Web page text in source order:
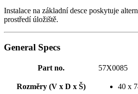
Instalace na základní desce poskytuje
prostředí úložiště.
General Specs
Part no. 57X0085
Rozměry (V x D x Š) 40 x